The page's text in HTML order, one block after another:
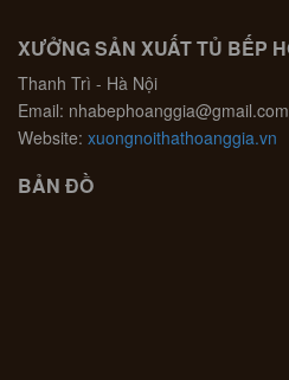
XƯỞNG SẢN XUẤT TỦ BẾP
Thanh Trì - Hà Nội
Email: nhabephoanggia@gmail.com
Website: xuongnoithathoanggia.vn
BẢN ĐỒ